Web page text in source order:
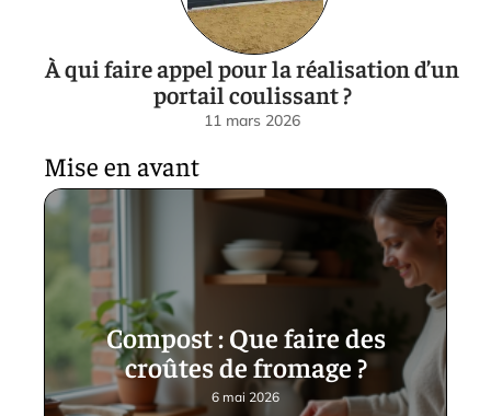
À qui faire appel pour la réalisation d’un
portail coulissant ?
11 mars 2026
Mise en avant
Compost : Que faire des
croûtes de fromage ?
6 mai 2026